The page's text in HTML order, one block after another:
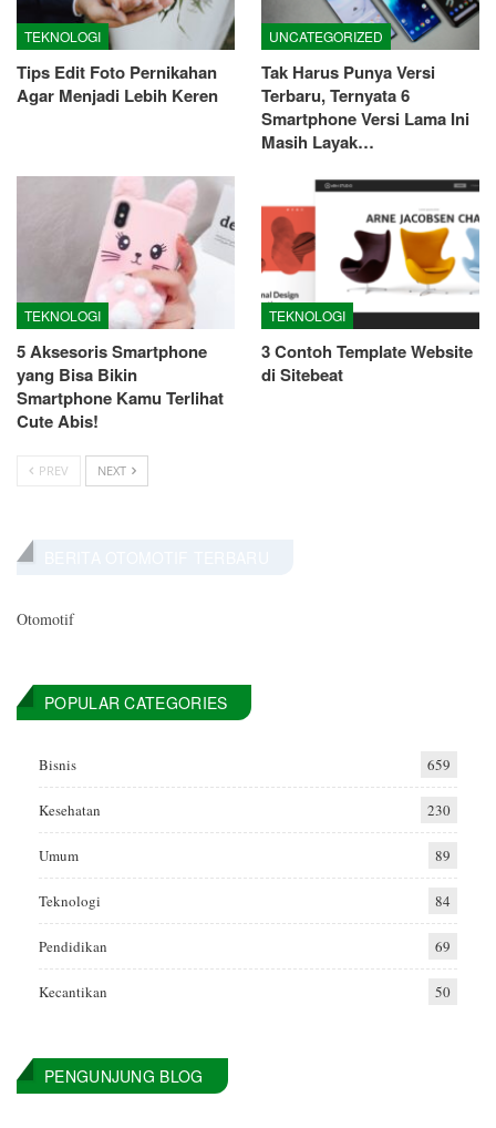
TEKNOLOGI
Tips Edit Foto Pernikahan
Agar Menjadi Lebih Keren
UNCATEGORIZED
Tak Harus Punya Versi
Terbaru, Ternyata 6
Smartphone Versi Lama Ini
Masih Layak…
TEKNOLOGI
5 Aksesoris Smartphone
yang Bisa Bikin
Smartphone Kamu Terlihat
Cute Abis!
TEKNOLOGI
3 Contoh Template Website
di Sitebeat
PREV NEXT
Otomotif
POPULAR CATEGORIES
Bisnis 659
Kesehatan 230
Umum 89
Teknologi 84
Pendidikan 69
Kecantikan 50
PENGUNJUNG BLOG